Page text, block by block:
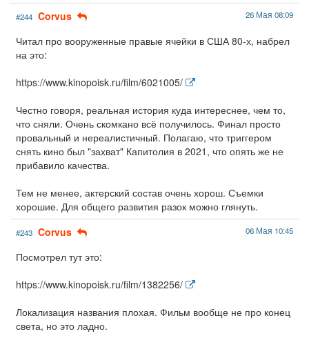
#244 Corvus 26 Мая 08:09
Читал про вооруженные правые ячейки в США 80-х, набрел
на это:
https://www.kinopoisk.ru/film/6021005/
Честно говоря, реальная история куда интереснее, чем то,
что сняли. Очень скомкано всё получилось. Финал просто
провальный и нереалистичный. Полагаю, что триггером
снять кино был "захват" Капитолия в 2021, что опять же не
прибавило качества.
Тем не менее, актерский состав очень хорош. Съемки
хорошие. Для общего развития разок можно глянуть.
#243 Corvus 06 Мая 10:45
Посмотрел тут это:
https://www.kinopoisk.ru/film/1382256/
Локализация названия плохая. Фильм вообще не про конец
света, но это ладно.